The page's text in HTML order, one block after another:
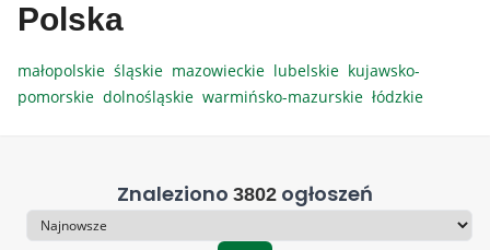
Polska
małopolskie śląskie mazowieckie lubelskie kujawsko-
pomorskie dolnośląskie warmińsko-mazurskie łódzkie
Znaleziono 3802 ogłoszeń
Sortowanie